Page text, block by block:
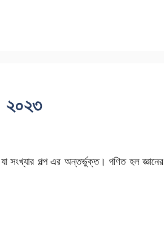
২০২৩
সংখ্যার গল্প এর অন্তর্ভুক্ত। গণিত হল জ্ঞানের